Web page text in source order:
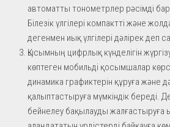
автоматты тонометрлер рәсімді
Білезік үлгілері компактті және
дегенмен иық үлгілері дәлірек деп
Қысымның цифрлық күнделігін
көптеген мобильді қосымшалар
динамика графиктерін құруға және
қалыптастыруға мүмкіндік береді.
бейнелеу бақылауды